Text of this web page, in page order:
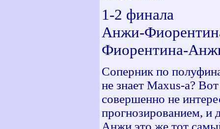
1-2 финала
Анжи-
Фиорентина-
Соперник по
не знает Maxus-а?
совершенно не
прогнозированием, и
Анжи это же тот